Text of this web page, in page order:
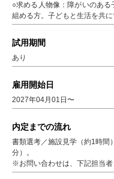
○求める人物像：障がいのあ
組める方。子どもと生活を共
試用期間
あり
雇用開始日
2027年04月01日〜
内定までの流れ
書類選考／施設見学（約1時間
分）。
※お問い合わせは、下記担当者